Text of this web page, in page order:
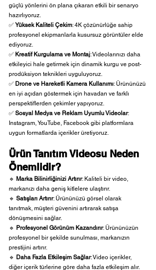
güçlü yönlerini ön plana çıkaran etkili bir senaryo
hazırlıyoruz.
✅ Yüksek Kaliteli Çekim: 4K çözünürlüğe sahip
profesyonel ekipmanlarla kusursuz görüntüler elde
ediyoruz.
✅ Kreatif Kurgulama ve Montaj: Videolarınızı daha
etkileyici hale getirmek için dinamik kurgu ve post-
prodüksiyon teknikleri uyguluyoruz.
✅ Drone ve Hareketli Kamera Kullanımı: Ürününüzü
en iyi açıdan göstermek için havadan ve farklı
perspektiflerden çekimler yapıyoruz.
✅ Sosyal Medya ve Reklam Uyumlu Videolar:
Instagram, YouTube, Facebook gibi platformlara
uygun formatlarda içerikler üretiyoruz.
Ürün Tanıtım Videosu Neden
Önemlidir?
🔹 Marka Bilinirliğinizi Artırır: Kaliteli bir video,
markanızı daha geniş kitlelere ulaştırır.
🔹 Satışları Artırır: Ürününüzü görsel olarak
tanıtmak, müşteri güvenini artırarak satışa
dönüşmesini sağlar.
🔹 Profesyonel Görünüm Kazandırır: Ürününüzün
profesyonel bir şekilde sunulması, markanızın
prestijini artırır.
🔹 Daha Fazla Etkileşim Sağlar: Video içerikler,
diğer içerik türlerine göre daha fazla etkileşim alır.